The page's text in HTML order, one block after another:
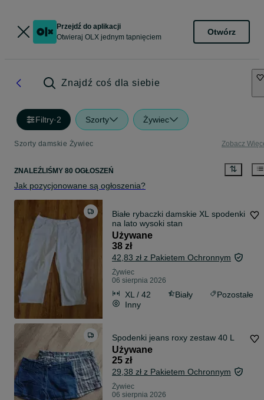
Przejdź do aplikacji
Otwieraj OLX jednym tapnięciem
Otwórz
Znajdź coś dla siebie
Filtry·2 Szorty Żywiec
Szorty damskie Żywiec Zobacz
ZNALEŹLIŚMY 80 OGŁOSZEŃ
Jak pozycjonowane są ogłoszenia?
Białe rybaczki damskie XL spodenki
na lato wysoki stan
Używane
38 zł
42,83 zł z Pakietem Ochronnym
Żywiec
06 sierpnia 2026
XL / 42 Biały
Pozostałe
Inny
Spodenki jeans roxy zestaw 40 L
Używane
25 zł
29,38 zł z Pakietem Ochronnym
Żywiec
06 sierpnia 2026